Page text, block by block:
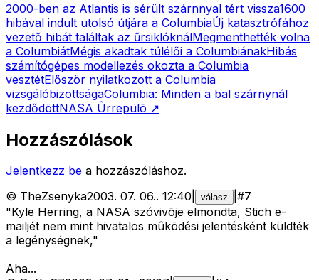
2000-ben az Atlantis is sérült szárnnyal tért vissza1600
hibával indult utolsó útjára a ColumbiaÚj katasztrófához
vezető hibát találtak az űrsiklóknálMegmenthették volna
a ColumbiátMégis akadtak túlélői a ColumbiánakHibás
számítógépes modellezés okozta a Columbia
vesztétElőször nyilatkozott a Columbia
vizsgálóbizottságaColumbia: Minden a bal szárnynál
kezdődöttNASA Ûrrepülõ ↗
Hozzászólások
Jelentkezz be a hozzászóláshoz.
© TheZsenyka2003. 07. 06.. 12:40 válasz #7
"Kyle Herring, a NASA szóvivõje elmondta, Stich e-
mailjét nem mint hivatalos mûködési jelentésként küldték
a legénységnek,"
Aha...